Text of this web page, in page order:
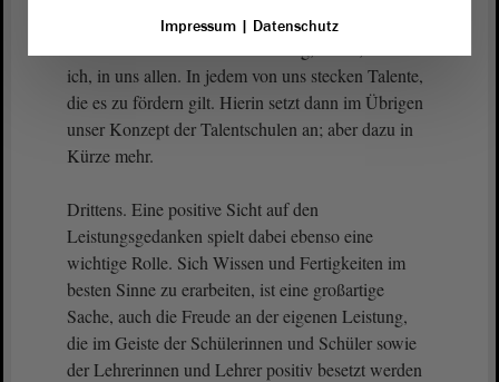
dem Wandel in Schule, Studium und Ausbildung
ich, in uns allen. In jedem von uns stecken Talente,
die es zu fördern gilt. Hierin setzt dann im Übrigen
unser Konzept der Talentschulen an; aber dazu in
Kürze mehr.
Drittens. Eine positive Sicht auf den
Leistungsgedanken spielt dabei ebenso eine
wichtige Rolle. Sich Wissen und Fertigkeiten im
besten Sinne zu erarbeiten, ist eine großartige
Sache, auch die Freude an der eigenen Leistung,
die im Geiste der Schülerinnen und Schüler sowie
der Lehrerinnen und Lehrer positiv besetzt werden
Impressum| Datenschutz